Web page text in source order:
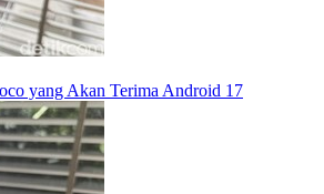
yang Akan Terima Android 17